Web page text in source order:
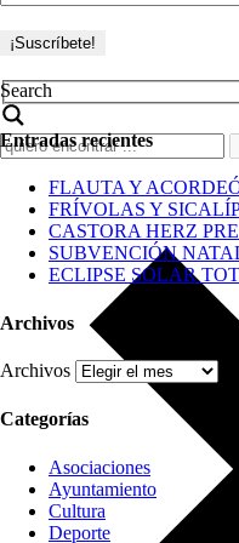
Search
Entradas recientes
FLAUTA Y
FRÍVOLAS Y
CASTORA HERZ
SUBVENCIÓN
ECLIPSE SOLAR
Archivos
Archivos
Categorías
Asociaciones
Ayuntamiento
Cultura
Deporte